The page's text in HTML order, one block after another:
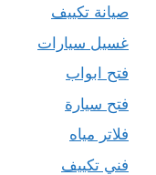
صيانة تكييف
غسيل سيارات
فتح ابواب
فتح سيارة
فلاتر مياه
فني تكييف